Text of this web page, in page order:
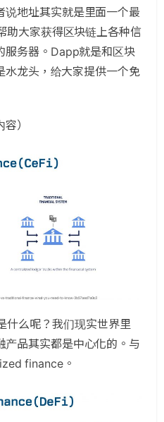
地址其实就是里面一个最
助大家获得区块链上各种信
服务器。Dapp就是和区块
龙头，给大家提供一个免
）
么呢？我们现实世界里
品其实都是中心化的。与
finance。